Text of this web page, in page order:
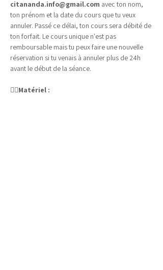
citananda.info@gmail.com avec ton nom,
ton prénom et la date du cours que tu veux
annuler. Passé ce délai, ton cours sera débité de
ton forfait. Le cours unique n'est pas
remboursable mais tu peux faire une nouvelle
réservation si tu venais à annuler plus de 24h
avant le début de la séance.
🧘‍♀️Matériel :